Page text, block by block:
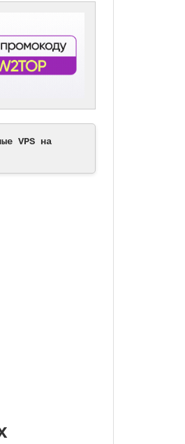
VPS на